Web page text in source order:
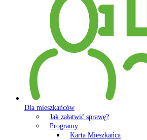
Dla mieszkańców
Jak załatwić sprawę?
Programy
Karta Mieszkańca